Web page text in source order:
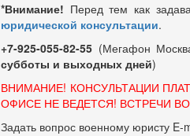
*Внимание! Перед тем как
юридической консультации.
+7-925-055-82-55 (Мегафон
субботы и выходных дней)
ВНИМАНИЕ! КОНСУЛЬТАЦИИ
ОФИСЕ НЕ ВЕДЕТСЯ! ВСТРЕЧИ
Задать вопрос военному юристу E-